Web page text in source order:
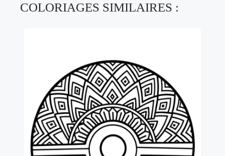
COLORIAGES SIMILAIRES :